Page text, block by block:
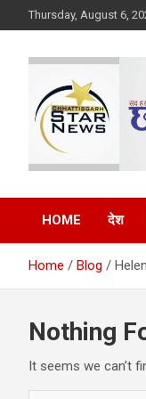
to
Thursday, August 6,
HOME देश
Home Blog
Nothing
It seems we can’t